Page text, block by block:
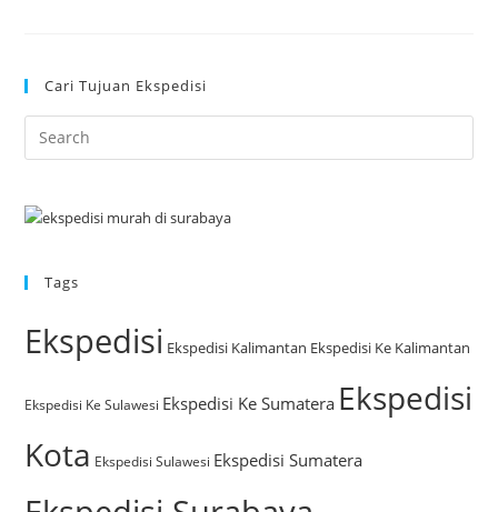
Cari Tujuan Ekspedisi
Tags
Ekspedisi Ekspedisi Kalimantan Ekspedisi Ke Kalimantan
Ekspedisi Ke Sulawesi Ekspedisi Ke Sumatera Ekspedisi
Kota Ekspedisi Sulawesi Ekspedisi Sumatera